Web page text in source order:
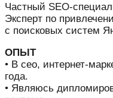
Частный SEO-
Эксперт по
с поисковых систем
ОПЫТ
• В сео, интернет-
года.
• Являюсь